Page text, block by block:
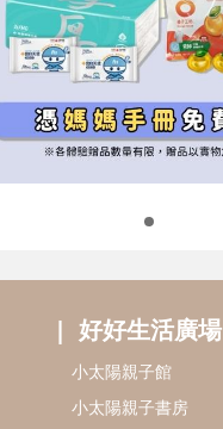
好好生活廣場
小太陽親子館
小太陽親子書房